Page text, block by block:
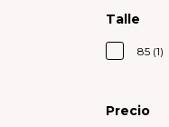
Talle
85 (1)
Precio